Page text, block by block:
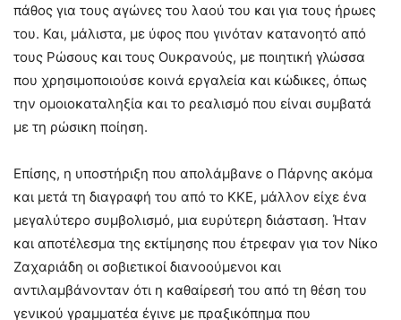
πάθος για τους αγώνες του λαού του και για τους ήρωες
του. Και, μάλιστα, με ύφος που γινόταν κατανοητό από
τους Ρώσους και τους Ουκρανούς, με ποιητική γλώσσα
που χρησιμοποιούσε κοινά εργαλεία και κώδικες, όπως
την ομοιοκαταληξία και το ρεαλισμό που είναι συμβατά
με τη ρώσικη ποίηση.
Επίσης, η υποστήριξη που απολάμβανε ο Πάρνης ακόμα
και μετά τη διαγραφή του από το ΚΚΕ, μάλλον είχε ένα
μεγαλύτερο συμβολισμό, μια ευρύτερη διάσταση. Ήταν
και αποτέλεσμα της εκτίμησης που έτρεφαν για τον Νίκο
Ζαχαριάδη οι σοβιετικοί διανοούμενοι και
αντιλαμβάνονταν ότι η καθαίρεσή του από τη θέση του
γενικού γραμματέα έγινε με πραξικόπημα που